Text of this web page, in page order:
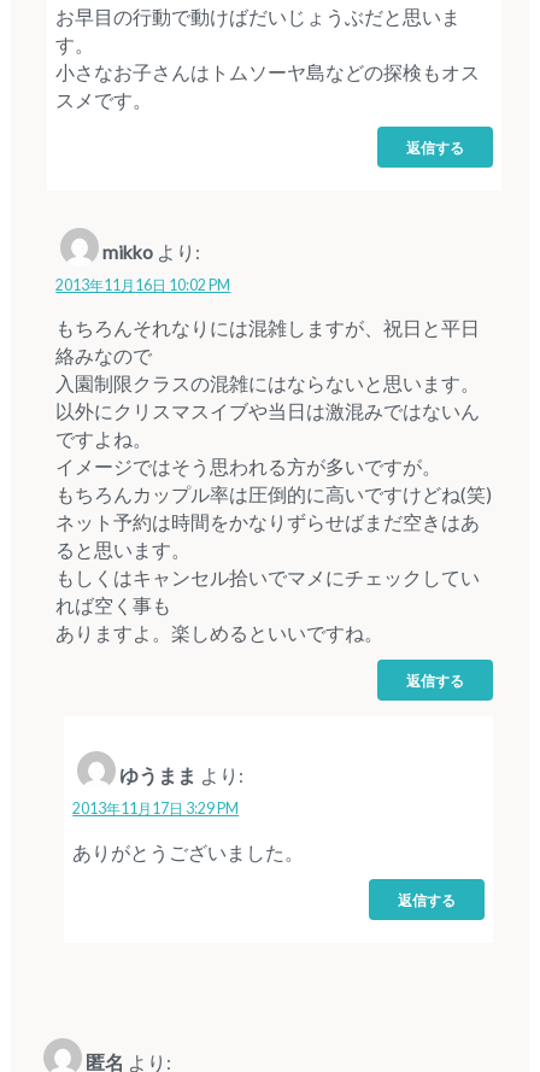
お早目の行動で動けばだいじょうぶだと思いま
す。
小さなお子さんはトムソーヤ島などの探検もオス
スメです。
返信する
mikko より:
2013年11月16日 10:02 PM
もちろんそれなりには混雑しますが、祝日と平日
絡みなので
入園制限クラスの混雑にはならないと思います。
以外にクリスマスイブや当日は激混みではないん
ですよね。
イメージではそう思われる方が多いですが。
もちろんカップル率は圧倒的に高いですけどね(笑)
ネット予約は時間をかなりずらせばまだ空きはあ
ると思います。
もしくはキャンセル拾いでマメにチェックしてい
れば空く事も
ありますよ。楽しめるといいですね。
返信する
ゆうまま より:
2013年11月17日 3:29 PM
ありがとうございました。
返信する
匿名 より: